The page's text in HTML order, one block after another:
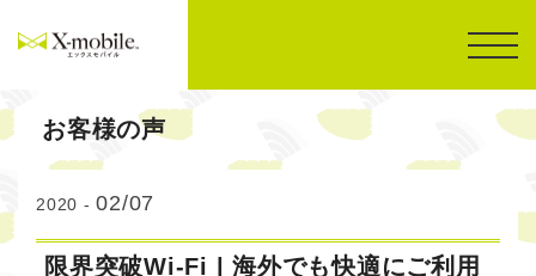
お客様の声
2020 -02/07
限界突破Wi-Fi | 海外でも快適にご利用